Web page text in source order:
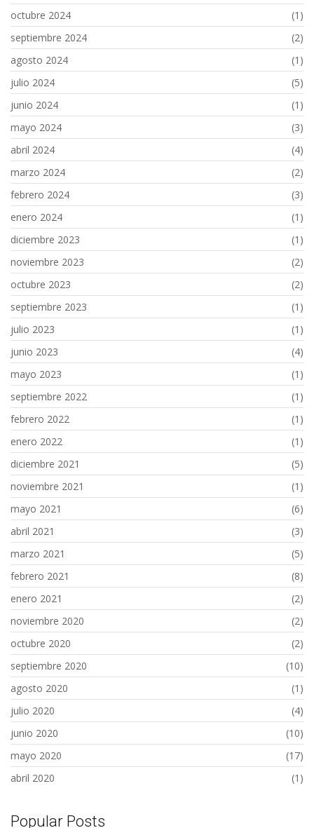
octubre 2024
(1)
septiembre 2024
(2)
agosto 2024
(1)
julio 2024
(5)
junio 2024
(1)
mayo 2024
(3)
abril 2024
(4)
marzo 2024
(2)
febrero 2024
(3)
enero 2024
(1)
diciembre 2023
(1)
noviembre 2023
(2)
octubre 2023
(2)
septiembre 2023
(1)
julio 2023
(1)
junio 2023
(4)
mayo 2023
(1)
septiembre 2022
(1)
febrero 2022
(1)
enero 2022
(1)
diciembre 2021
(5)
noviembre 2021
(1)
mayo 2021
(6)
abril 2021
(3)
marzo 2021
(5)
febrero 2021
(8)
enero 2021
(2)
noviembre 2020
(2)
octubre 2020
(2)
septiembre 2020
(10)
agosto 2020
(1)
julio 2020
(4)
junio 2020
(10)
mayo 2020
(17)
abril 2020
(1)
Popular Posts